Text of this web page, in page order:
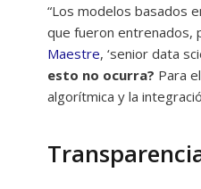
“Los modelos basados
que fueron entrenados,
Maestre, ‘senior data
esto no ocurra? Para
algorítmica y la